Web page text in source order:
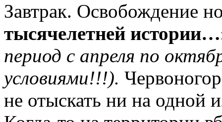
Завтрак. Освобождение
тысячелетней
период с апреля по
условиями!!!).
не отыскать ни на одной